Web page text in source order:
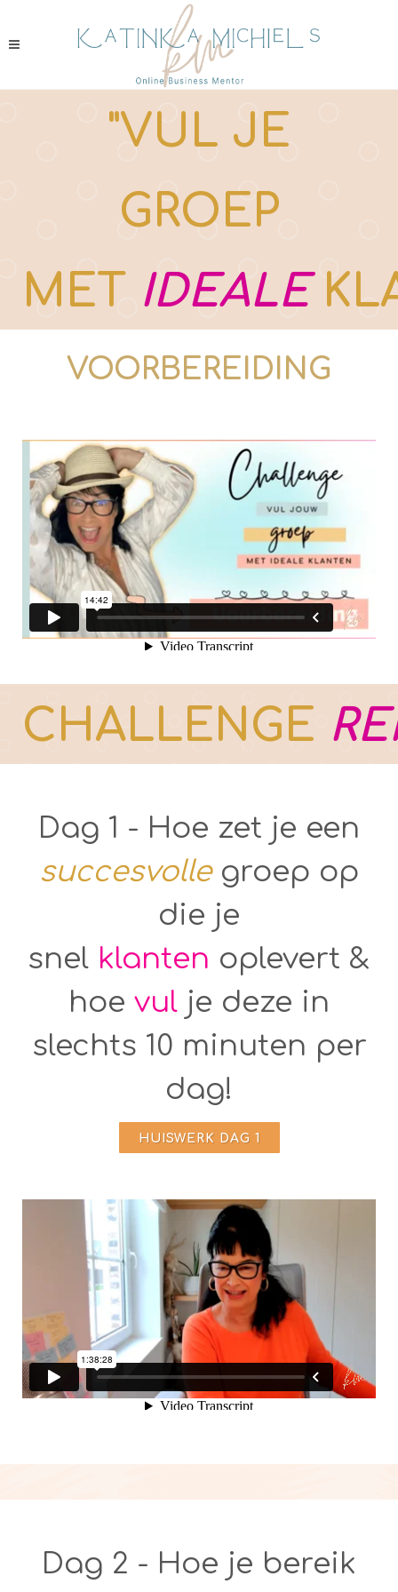
"VUL JE
GROEP
MET IDEALE
VOORBEREIDING
CHALLENGE
Dag 1 - Hoe zet je een
succesvollegroep op
die je
snel klanten oplevert &
hoe vul je deze in
slechts 10 minuten per
dag!
HUISWERK DAG 1
Dag 2 - Hoe je bereik